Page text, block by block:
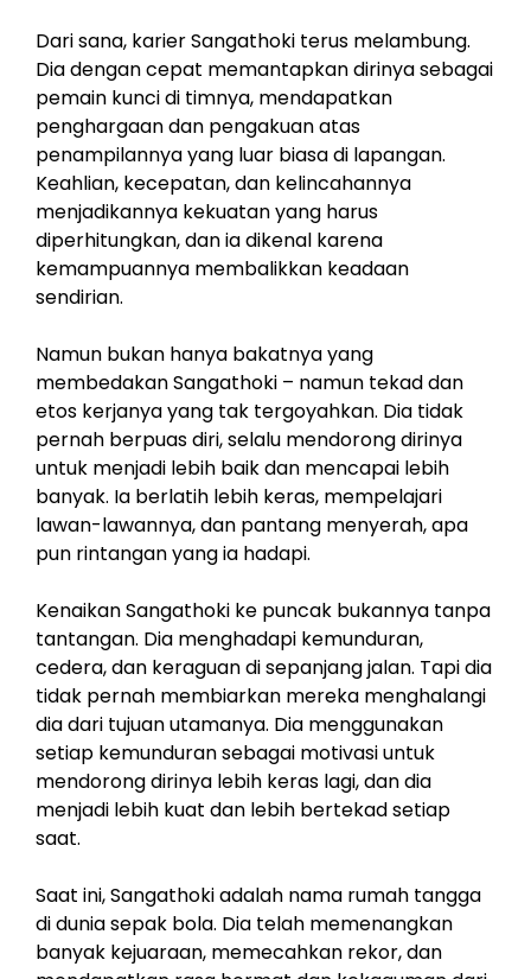
Dari sana, karier Sangathoki terus melambung.
Dia dengan cepat memantapkan dirinya sebagai
pemain kunci di timnya, mendapatkan
penghargaan dan pengakuan atas
penampilannya yang luar biasa di lapangan.
Keahlian, kecepatan, dan kelincahannya
menjadikannya kekuatan yang harus
diperhitungkan, dan ia dikenal karena
kemampuannya membalikkan keadaan
sendirian.
Namun bukan hanya bakatnya yang
membedakan Sangathoki – namun tekad dan
etos kerjanya yang tak tergoyahkan. Dia tidak
pernah berpuas diri, selalu mendorong dirinya
untuk menjadi lebih baik dan mencapai lebih
banyak. Ia berlatih lebih keras, mempelajari
lawan-lawannya, dan pantang menyerah, apa
pun rintangan yang ia hadapi.
Kenaikan Sangathoki ke puncak bukannya tanpa
tantangan. Dia menghadapi kemunduran,
cedera, dan keraguan di sepanjang jalan. Tapi dia
tidak pernah membiarkan mereka menghalangi
dia dari tujuan utamanya. Dia menggunakan
setiap kemunduran sebagai motivasi untuk
mendorong dirinya lebih keras lagi, dan dia
menjadi lebih kuat dan lebih bertekad setiap
saat.
Saat ini, Sangathoki adalah nama rumah tangga
di dunia sepak bola. Dia telah memenangkan
banyak kejuaraan, memecahkan rekor, dan